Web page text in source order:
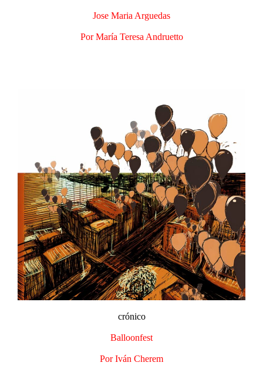
Jose Maria Arguedas
Por María Teresa Andruetto
crónico
Balloonfest
Por Iván Cherem